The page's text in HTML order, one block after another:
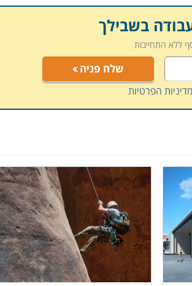
לעיסוק בניהול פרויקטים מורכבים או
מנת להוציא פרויקט מוצלח יש צורך באיש
לכל אנשי המערכת, הפועלים,
את הידע הנדרש לשם ניהול נכון, תוך
מסודרת ומאורגנת מראש.
וכן למי שמעוניין לרכוש מקצוע
לאלו הרואים עצמם כבעלי יכולת
עבודה אפקטיבית ויעילה התורמת
המערכת הכוללת של ניהול פרויקט
התנהלות בשטח, הכרת הציוד המכאני
בשבילך
ללא התחייבות
שלח פניה
הפרטיות